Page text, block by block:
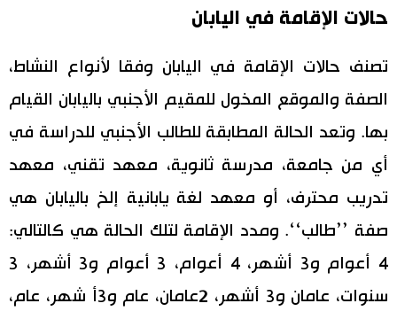
ثقافة
طوكيو
إعلان
حالات الإقامة في اليابان
تصنف حالات الإقامة في اليابان وفقا لأنواع النشاط،
الصفة والموقع المخول للمقيم الأجنبي باليابان القيام
بها. وتعد الحالة المطابقة للطالب الأجنبي للدراسة في
أي من جامعة، مدرسة ثانوية، معهد تقني، معهد
تدريب محترف، أو معهد لغة يابانية إلخ باليابان هي
صفة ’’طالب‘‘. ومدد الإقامة لتلك الحالة هي كالتالي:
4 أعوام و3 أشهر، 4 أعوام، 3 أعوام و3 أشهر، 3
سنوات، عامان و3 أشهر، 2عامان، عام و3أ شهر، عام،